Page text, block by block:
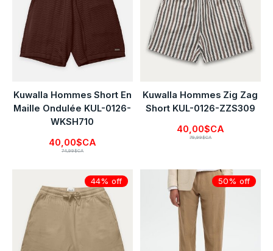
Kuwalla Hommes Short En
Maille Ondulée KUL-0126-
WKSH710
40,00$CA
74,99$CA
Kuwalla Hommes Zig Zag
Short KUL-0126-ZZS309
40,00$CA
79,99$CA
44% off 50% off